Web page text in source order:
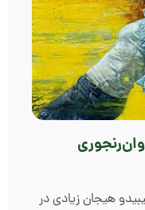
هیجان زیادی در